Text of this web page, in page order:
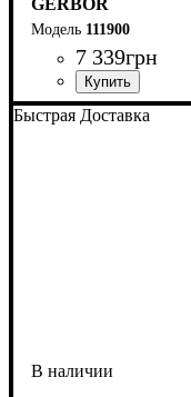
111900
7 339грн
Быстрая Доставка